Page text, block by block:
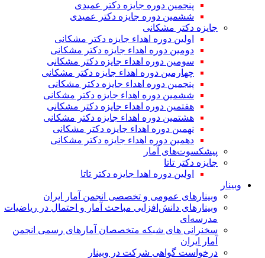
پنجمین دوره جایزه دکتر عمیدی
ششمین دوره جایزه دکتر عمیدی
جایزه دکتر مشکانی
اولین دوره اهداء جایزه دکتر مشکانی
دومین دوره اهداء جایزه دکتر مشکانی
سومین دوره اهداء جایزه دکتر مشکانی
چهارمین دوره اهداء جایزه دکتر مشکانی
پنجمین دوره اهداء جایزه دکتر مشکانی
ششمین دوره اهداء جایزه دکتر مشکانی
هفتمین دوره اهداء جایزه دکتر مشکانی
هشتمین دوره اهداء جایزه دکتر مشکانی
نهمین دوره اهداء جایزه دکتر مشکانی
دهمین دوره اهداء جایزه دکتر مشکانی
پیشکسوت‌های آمار
جایزه دکتر تاتا
اولین دوره اهدا جایزه دکتر تاتا
وبینار
وبینارهای عمومی و تخصصی انجمن آمار ایران
وبینارهای دانش‌افزایی مباحث آمار و احتمال در ریاضیات
مدرسه‌ای
سخنرانی های شبکه متخصصان آمارهای رسمی انجمن
آمار ایران
درخواست گواهی شرکت در وبینار